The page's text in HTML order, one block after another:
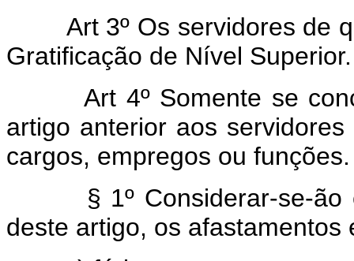
Art 3º Os servidores de
Gratificação de Nível Superior.
Art 4º Somente se
artigo anterior aos
cargos, empregos ou funções.
§ 1º Considerar-se-ão
deste artigo, os afastamentos